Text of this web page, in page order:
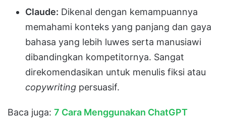
Claude: Dikenal dengan kemampuannya
memahami konteks yang panjang dan gaya
bahasa yang lebih luwes serta manusiawi
dibandingkan kompetitornya. Sangat
direkomendasikan untuk menulis fiksi atau
copywriting persuasif.
Baca juga: 7 Cara Menggunakan ChatGPT